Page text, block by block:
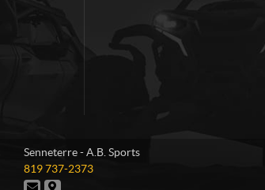
Senneterre - A.B. Sports
T
é
819 737-2373
N
I